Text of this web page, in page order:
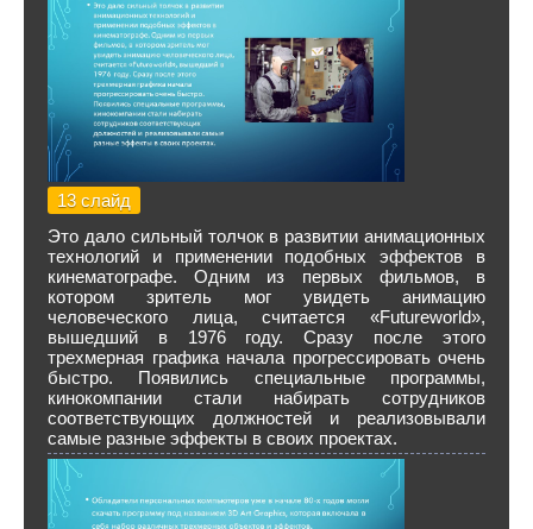
13 слайд
Это дало сильный толчок в развитии анимационных
технологий и применении подобных эффектов в
кинематографе. Одним из первых фильмов, в
котором зритель мог увидеть анимацию
человеческого лица, считается «Futureworld»,
вышедший в 1976 году. Сразу после этого
трехмерная графика начала прогрессировать очень
быстро. Появились специальные программы,
кинокомпании стали набирать сотрудников
соответствующих должностей и реализовывали
самые разные эффекты в своих проектах.